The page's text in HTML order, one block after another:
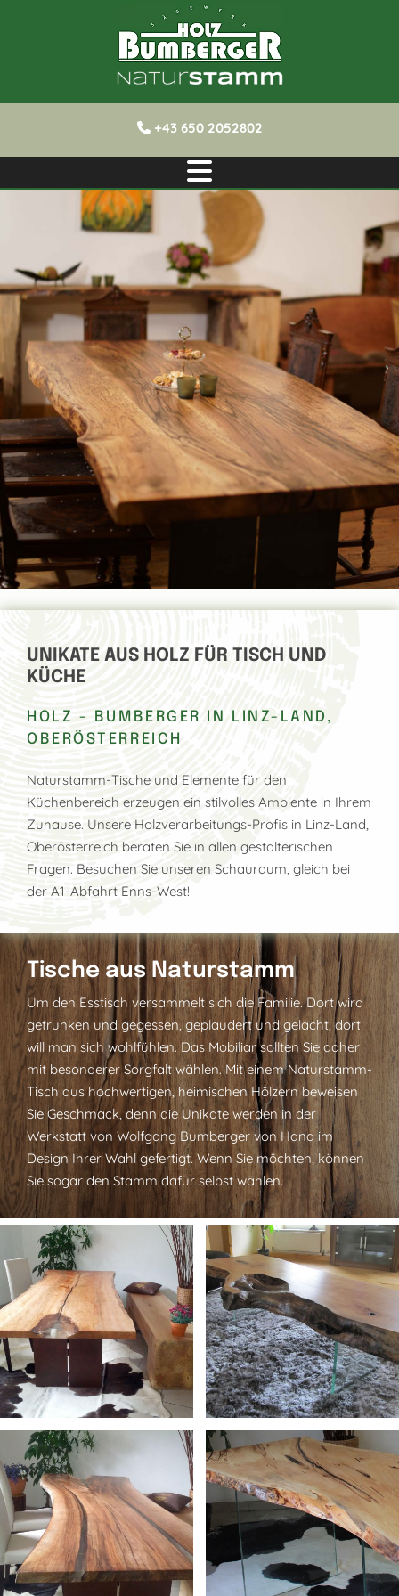
 +43 650 2052802
UNIKATE AUS HOLZ FÜR TISCH UND
KÜCHE
HOLZ - BUMBERGER IN LINZ-LAND,
OBERÖSTERREICH
Naturstamm-Tische und Elemente für den
Küchenbereich erzeugen ein stilvolles Ambiente in Ihrem
Zuhause. Unsere Holzverarbeitungs-Profis in Linz-Land,
Oberösterreich beraten Sie in allen gestalterischen
Fragen. Besuchen Sie unseren Schauraum, gleich bei
der A1-Abfahrt Enns-West!
Tische aus Naturstamm
Um den Esstisch versammelt sich die Familie. Dort wird
getrunken und gegessen, geplaudert und gelacht, dort
will man sich wohlfühlen. Das Mobiliar sollten Sie daher
mit besonderer Sorgfalt wählen. Mit einem Naturstamm-
Tisch aus hochwertigen, heimischen Hölzern beweisen
Sie Geschmack, denn die Unikate werden in der
Werkstatt von Wolfgang Bumberger von Hand im
Design Ihrer Wahl gefertigt. Wenn Sie möchten, können
Sie sogar den Stamm dafür selbst wählen.